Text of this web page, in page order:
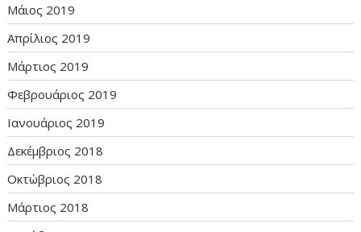
Μάιος 2019
Απρίλιος 2019
Μάρτιος 2019
Φεβρουάριος 2019
Ιανουάριος 2019
Δεκέμβριος 2018
Οκτώβριος 2018
Μάρτιος 2018